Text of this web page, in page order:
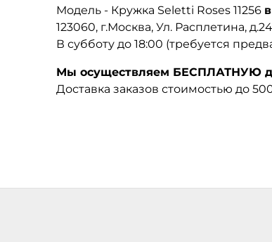
Модель - Кружка Seletti Roses 11256
123060, г.Москва, Ул. Расплетина,
В субботу до 18:00 (требуется
Мы осуществляем БЕСПЛАТНУЮ
Доставка заказов стоимостью до